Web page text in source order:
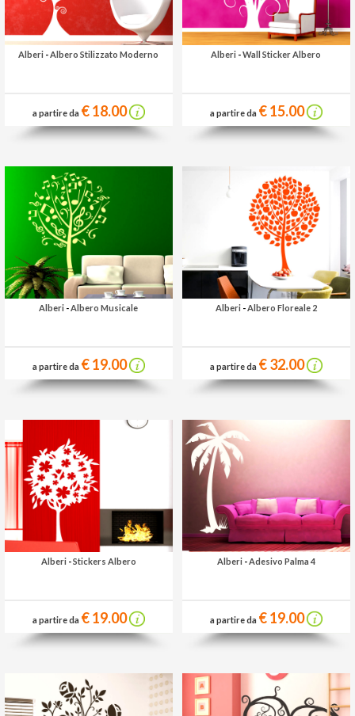
Alberi -Albero Stilizzato Moderno
a partire da € 18.00
Alberi -Wall Sticker Albero
a partire da € 15.00
Alberi -Albero Musicale
a partire da € 19.00
Alberi -Albero Floreale 2
a partire da € 32.00
Alberi -Stickers Albero
a partire da € 19.00
Alberi -Adesivo Palma 4
a partire da € 19.00